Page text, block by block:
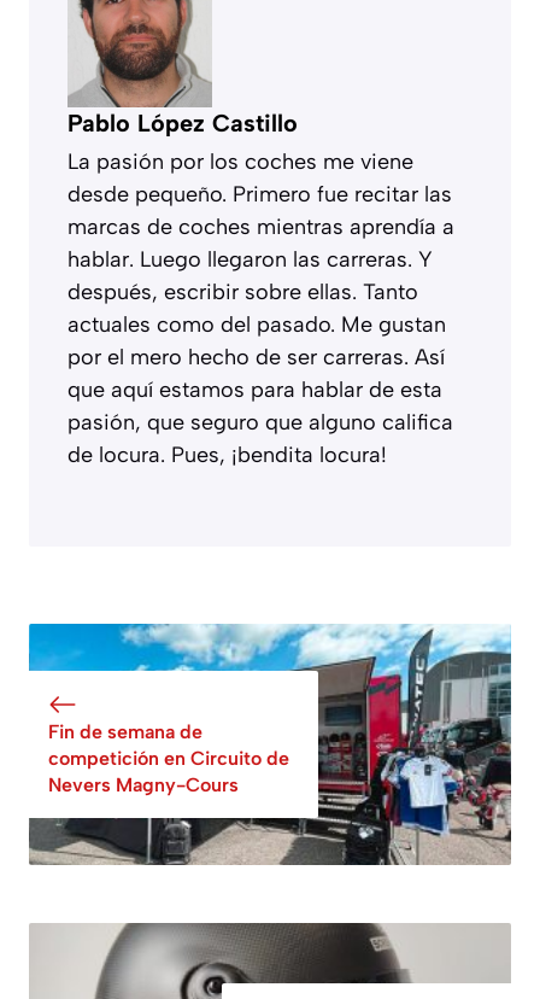
Pablo López Castillo
La pasión por los coches me viene
desde pequeño. Primero fue recitar las
marcas de coches mientras aprendía a
hablar. Luego llegaron las carreras. Y
después, escribir sobre ellas. Tanto
actuales como del pasado. Me gustan
por el mero hecho de ser carreras. Así
que aquí estamos para hablar de esta
pasión, que seguro que alguno califica
de locura. Pues, ¡bendita locura!
Fin de semana de
competición en Circuito de
Nevers Magny-Cours